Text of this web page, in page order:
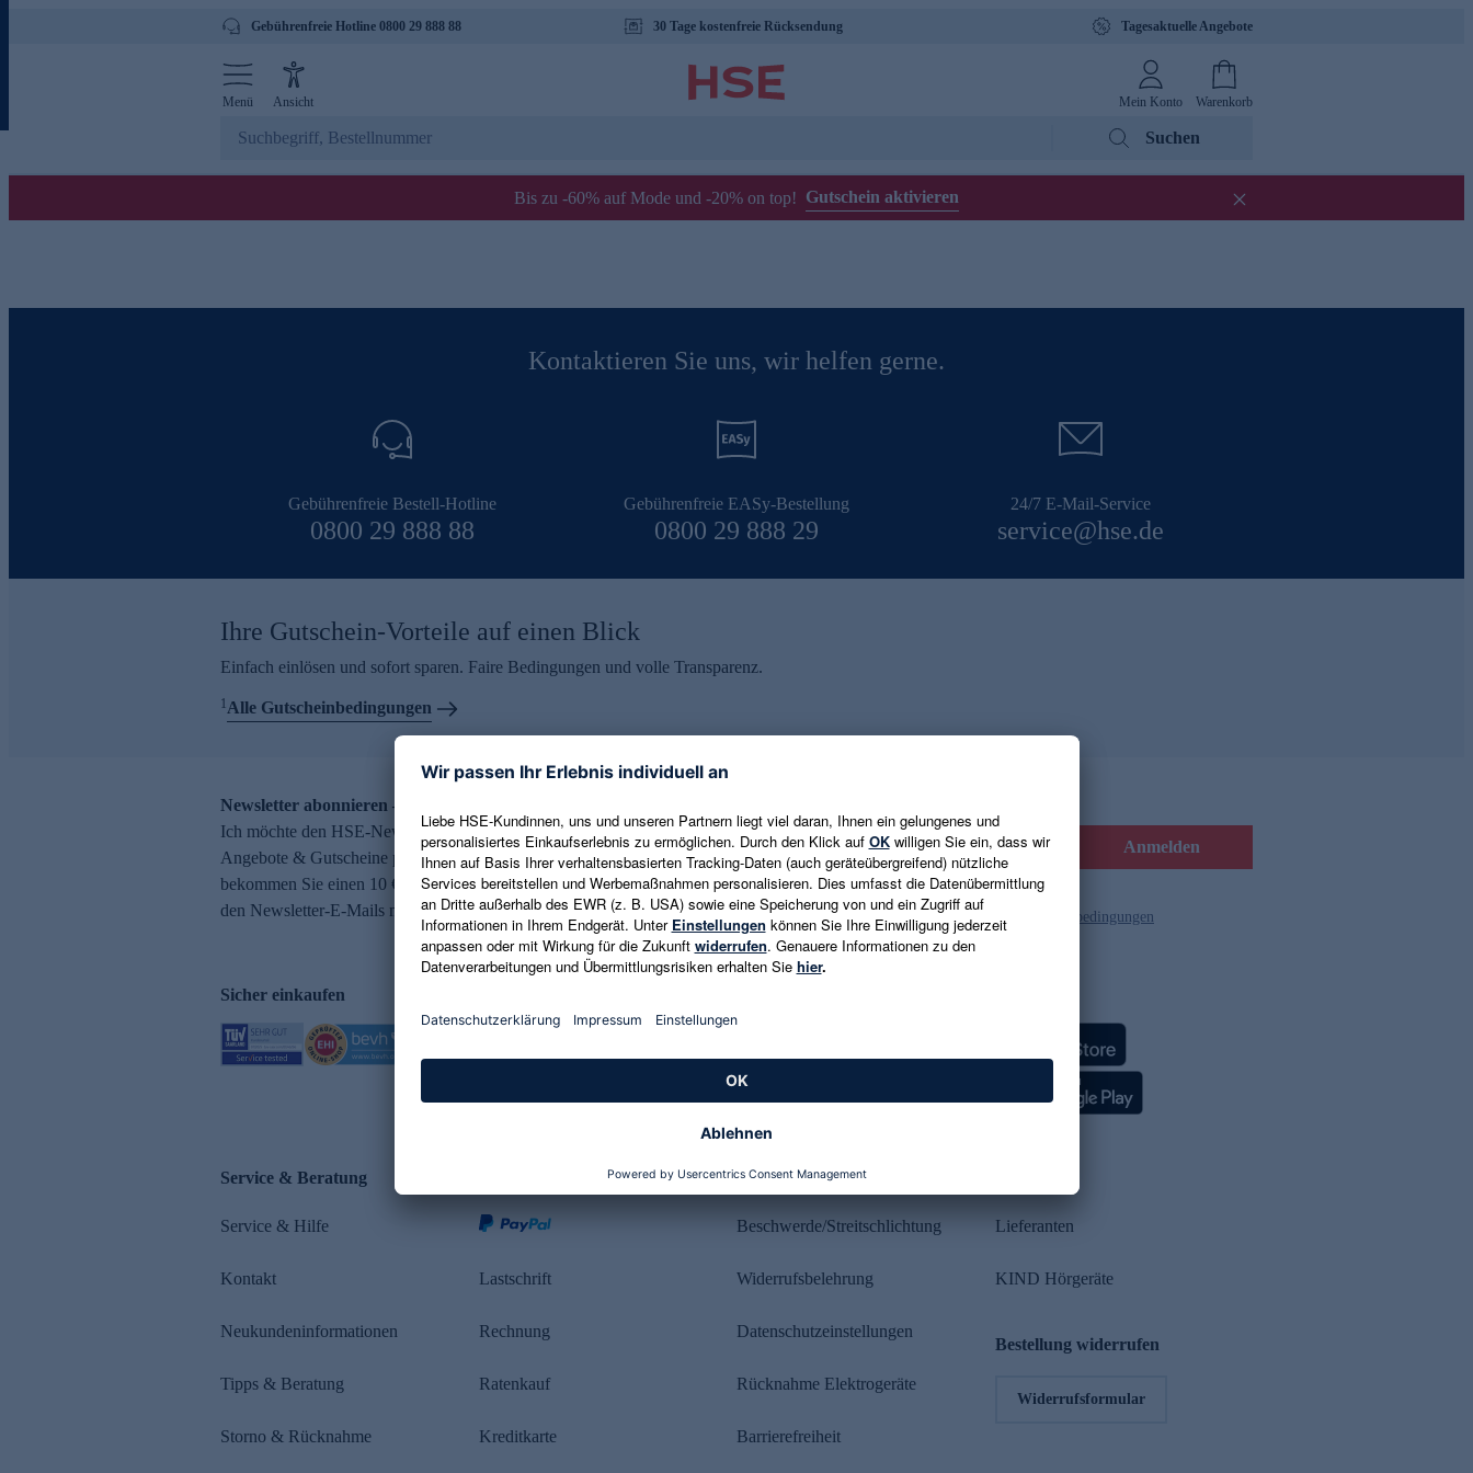
Gebührenfreie Hotline 0800 29 888 88 30 Tage kostenfreie Rücksendung Tagesaktuelle Angebote
Menü Ansicht Mein Konto Warenkorb
Suchen
Bis zu -60% auf Mode und -20% on top! Gutschein aktivieren
Kontaktieren Sie uns, wir helfen gerne.
Gebührenfreie Bestell-Hotline
0800 29 888 88
Gebührenfreie EASy-Bestellung
0800 29 888 29
24/7 E-Mail-Service
service@hse.de
Ihre Gutschein-Vorteile auf einen Blick
Einfach einlösen und sofort sparen. Faire Bedingungen und volle Transparenz.
1Alle Gutscheinbedingungen
Newsletter abonnieren – 10 € Gutschein erhalten
Ich möchte den HSE-Newsletter abonnieren und aktuelle Trends,
Angebote & Gutscheine per E-Mail erhalten. Als Dankeschön
bekommen Sie einen 10 € Gutschein. Eine Abmeldung ist jederzeit in
den Newsletter-E-Mails möglich.
E-Mail-Adresse eingeben Anmelden
Es gelten die Datenschutzrichtlinien und die Gutscheinbedingungen
Sicher einkaufen
Service & Beratung
Service & Hilfe
Kontakt
Neukundeninformationen
Tipps & Beratung
Storno & Rücknahme
Lastschrift
Rechnung
Ratenkauf
Kreditkarte
Rechtliches
Beschwerde/Streitschlichtung
Widerrufsbelehrung
Datenschutzeinstellungen
Rücknahme Elektrogeräte
Barrierefreiheit
Lieferanten
KIND Hörgeräte
Bestellung widerrufen
Widerrufsformular